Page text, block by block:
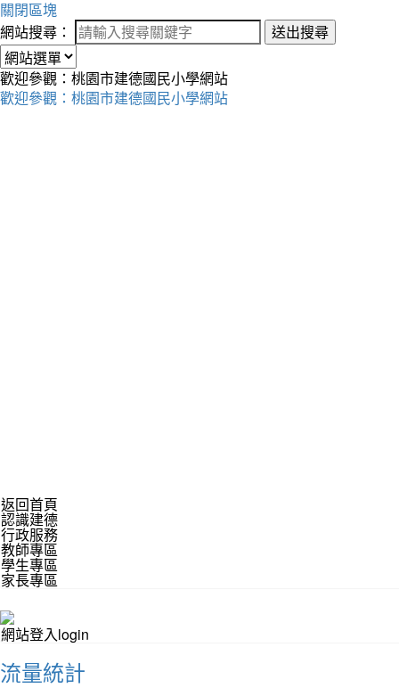
關閉區塊
網站搜尋：
送出搜尋
歡迎參觀：桃園市建德國民小學網站
歡迎參觀：桃園市建德國民小學網站
返回首頁
認識建德
行政服務
教師專區
學生專區
家長專區
網站登入login
流量統計